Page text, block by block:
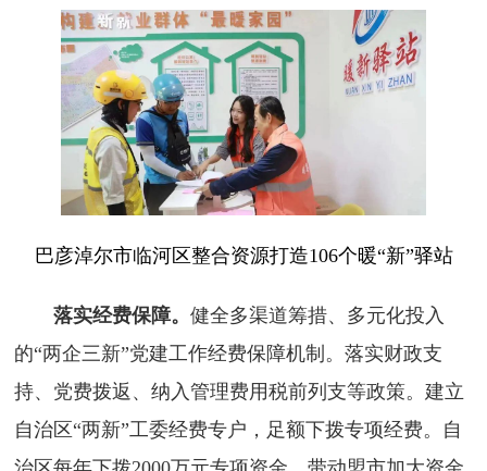
巴彦淖尔市临河区整合资源打造106个暖“新”驿站
落实经费保障。健全多渠道筹措、多元化投入
的“两企三新”党建工作经费保障机制。落实财政支
持、党费拨返、纳入管理费用税前列支等政策。建立
自治区“两新”工委经费专户，足额下拨专项经费。自